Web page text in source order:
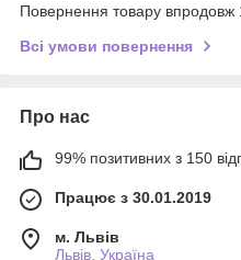
Повернення товару впродовж
Всі умови повернення
Про нас
99% позитивних з 150
Працює з 30.01.2019
м. Львів
Львів, Україна